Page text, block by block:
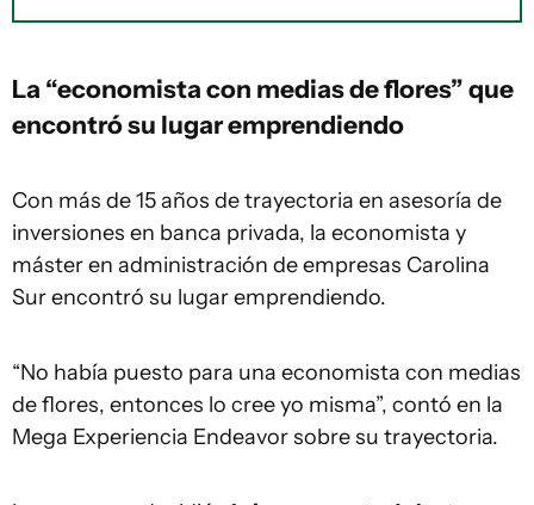
La “economista con medias de flores” que
encontró su lugar emprendiendo
Con más de 15 años de trayectoria en asesoría de
inversiones en banca privada, la economista y
máster en administración de empresas Carolina
Sur encontró su lugar emprendiendo.
“No había puesto para una economista con medias
de flores, entonces lo cree yo misma”, contó en la
Mega Experiencia Endeavor sobre su trayectoria.